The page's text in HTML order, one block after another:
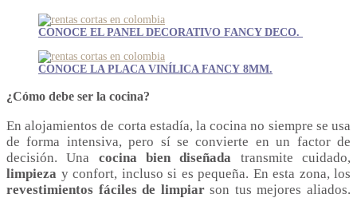
CONOCE EL PANEL DECORATIVO FANCY DECO.
CONOCE LA PLACA VINÍLICA FANCY 8MM.
¿Cómo debe ser la cocina?
En alojamientos de corta estadía, la cocina no siempre se usa
de forma intensiva, pero sí se convierte en un factor de
decisión. Una cocina bien diseñada transmite cuidado,
limpieza y confort, incluso si es pequeña. En esta zona, los
revestimientos fáciles de limpiarson tus mejores aliados.